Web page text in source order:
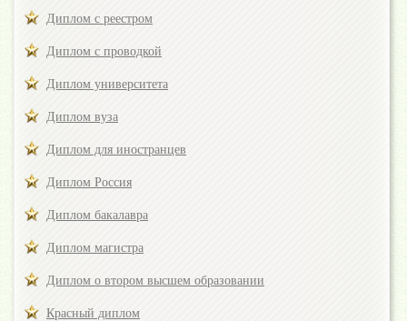
Диплом с реестром
Диплом с проводкой
Диплом университета
Диплом вуза
Диплом для иностранцев
Диплом Россия
Диплом бакалавра
Диплом магистра
Диплом о втором высшем образовании
Красный диплом